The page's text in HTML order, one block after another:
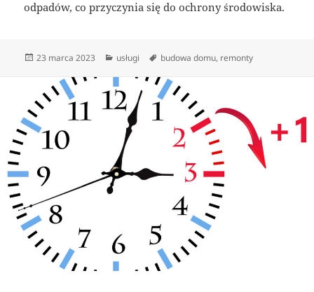
odpadów, co przyczynia się do ochrony środowiska.
Data
23 marca 2023 Kategorie
usługi Tagi
budowa domu, remonty